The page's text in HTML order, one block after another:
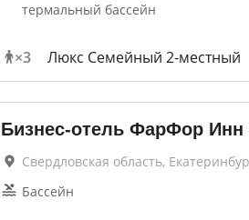
термальный бассейн
×3 Люкс Семейный 2-местный
Бизнес-отель ФарФор
Свердловская область,
Бассейн